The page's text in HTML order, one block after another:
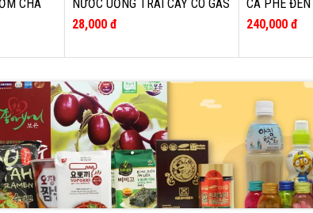
CHÀ
HỒI,
NƯỚC UỐNG TRÁI CÂY CÓ GAS
VTALK HÀN QUỐC LON 350ML
28,000 đ
CÀ PHÊ
KANU HÀN
240,000 đ